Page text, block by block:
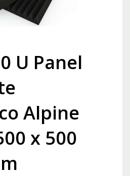
U Panel
Alpine
x 500